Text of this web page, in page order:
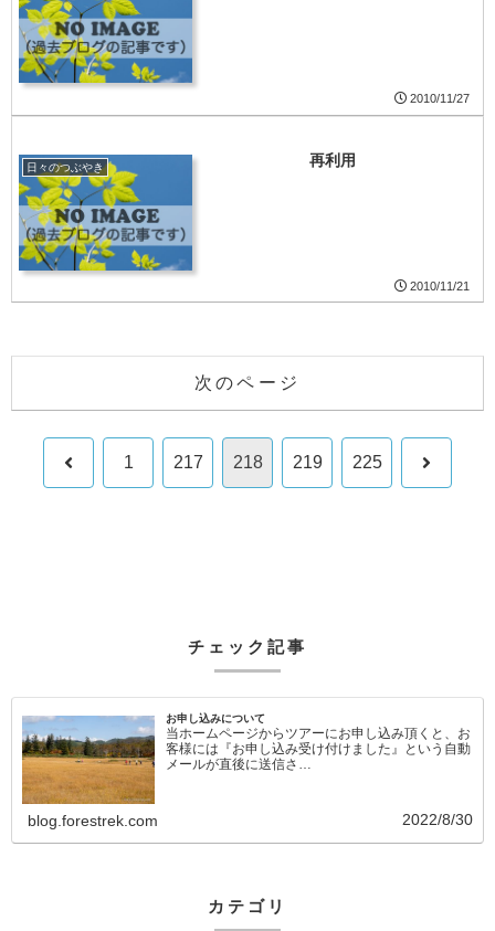
2010/11/27
日々のつぶやき 再利用
2010/11/21
次のページ
前 1 217 218 219 225 次
チェック記事
お申し込みについて
当ホームページからツアーにお申し込み頂くと、お
客様には『お申し込み受け付けました』という自動
メールが直後に送信さ…
blog.forestrek.com 2022/8/30
カテゴリ